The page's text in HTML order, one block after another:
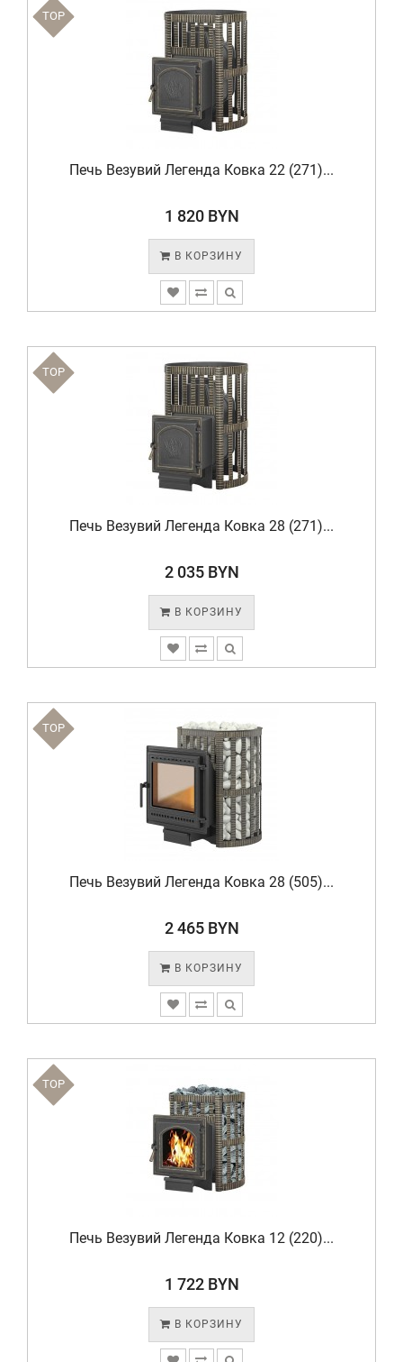
TOP
Печь Везувий Легенда Ковка 22 (271)...
1 820 BYN
В КОРЗИНУ
TOP
Печь Везувий Легенда Ковка 28 (271)...
2 035 BYN
В КОРЗИНУ
TOP
Печь Везувий Легенда Ковка 28 (505)...
2 465 BYN
В КОРЗИНУ
TOP
Печь Везувий Легенда Ковка 12 (220)...
1 722 BYN
В КОРЗИНУ